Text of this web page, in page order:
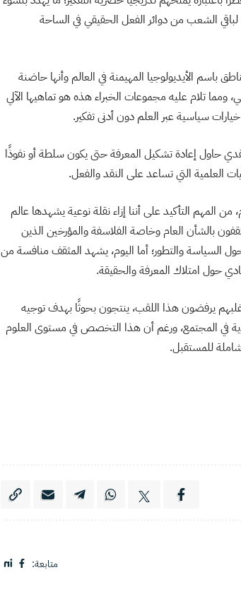
لباقي الشعب من دوائر الفعل الحقيقي في الساحة
باسم الأيديولوجيا المهيمنة في العالم وأنها حاضنة
ومما تلام عليه مجموعات الخبراء هذه هو تماهيها الآلي
سياسية عبر العلم دون أدنى تفكير.
حاول إعادة تشكيل المعرفة حتى يكون سلطة أو نفوذًا
العلمية التي تساعد على النقد والفعل.
المهم التأكيد على أننا إزاء نقلة نوعية يشهدها عالم
بالشأن العام وخاصة الفلاسفة والمؤرخين الذين
السياسة والتطور؛ أما اليوم، يشهد المثقف منافسة من
حول امتلاك المعرفة والحقيقة.
أغلبهم يرفضون هذا اللقب، ينتجون بحوثًا بهدف توجيه
في المجتمع، ورغم أن هذا التخصص في مستوى العلوم
للمستقبل.
متابعة: